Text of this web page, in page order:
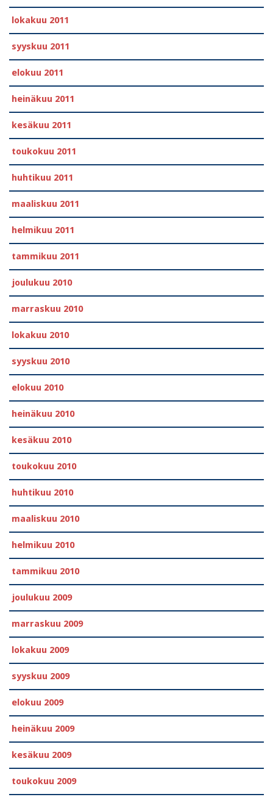
lokakuu 2011
syyskuu 2011
elokuu 2011
heinäkuu 2011
kesäkuu 2011
toukokuu 2011
huhtikuu 2011
maaliskuu 2011
helmikuu 2011
tammikuu 2011
joulukuu 2010
marraskuu 2010
lokakuu 2010
syyskuu 2010
elokuu 2010
heinäkuu 2010
kesäkuu 2010
toukokuu 2010
huhtikuu 2010
maaliskuu 2010
helmikuu 2010
tammikuu 2010
joulukuu 2009
marraskuu 2009
lokakuu 2009
syyskuu 2009
elokuu 2009
heinäkuu 2009
kesäkuu 2009
toukokuu 2009